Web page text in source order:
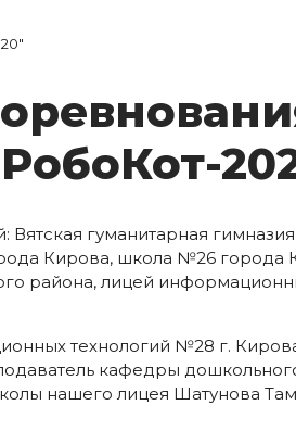
гуманитарная
Кирова, школа №26 города
района, лицей
технологий №28 г.
кафедры
нашего лицея Шатунова